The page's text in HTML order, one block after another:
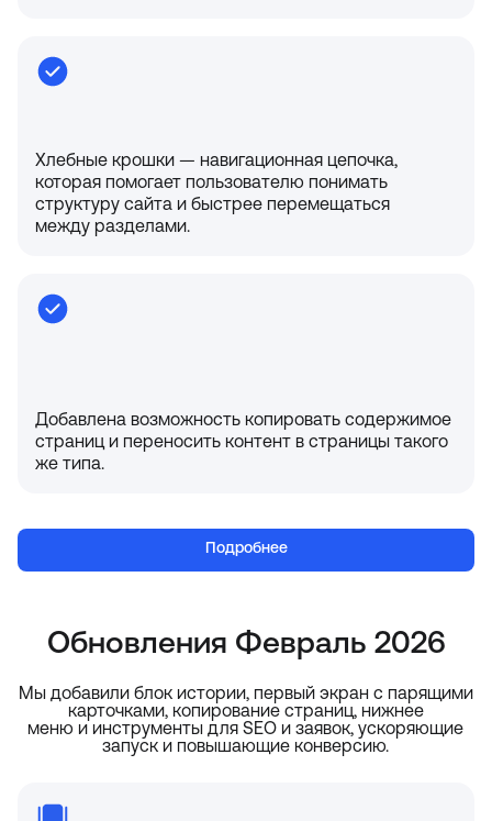
Хлебные крошки — навигационная цепочка,
которая помогает пользователю понимать
структуру сайта и быстрее перемещаться
между разделами.
Добавлена возможность копировать содержимое
страниц и переносить контент в страницы такого
же типа.
Подробнее
Обновления Февраль 2026
Мы добавили блок истории, первый экран с парящими
карточками, копирование страниц, нижнее
меню и инструменты для SEO и заявок, ускоряющие
запуск и повышающие конверсию.